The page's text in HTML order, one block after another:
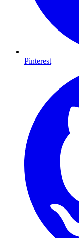
Pinterest